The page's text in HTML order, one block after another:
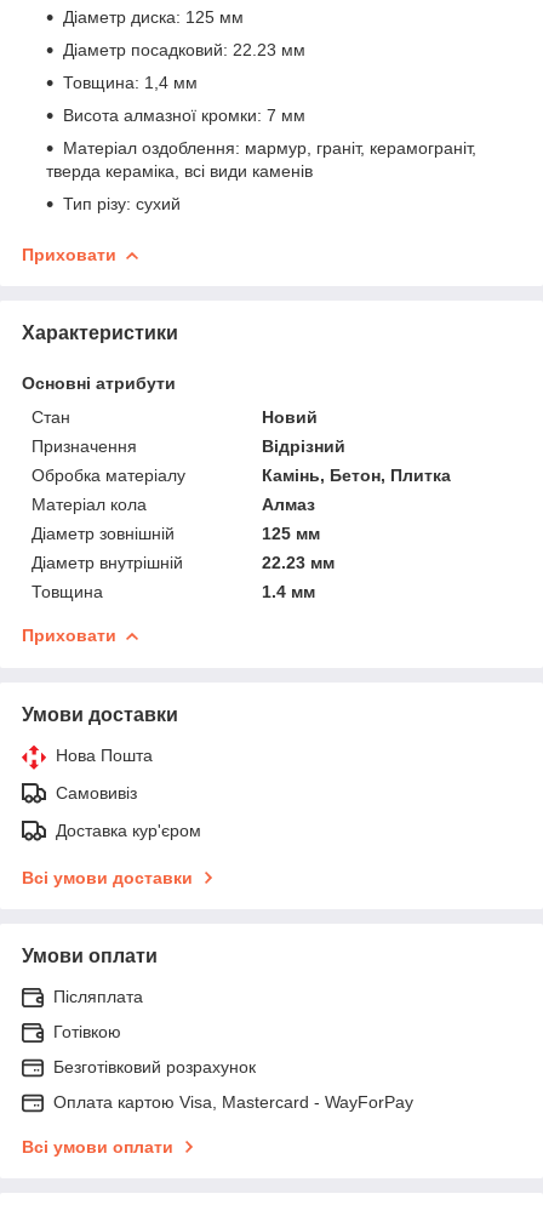
Діаметр диска: 125 мм
Діаметр посадковий: 22.23 мм
Товщина: 1,4 мм
Висота алмазної кромки: 7 мм
Матеріал оздоблення: мармур, граніт, керамограніт,
тверда кераміка, всі види каменів
Тип різу: сухий
Приховати
Характеристики
Основні атрибути
Стан
Новий
Призначення
Відрізний
Обробка матеріалу
Камінь, Бетон, Плитка
Матеріал кола
Алмаз
Діаметр зовнішній
125 мм
Діаметр внутрішній
22.23 мм
Товщина
1.4 мм
Приховати
Умови доставки
Нова Пошта
Самовивіз
Доставка кур'єром
Всі умови доставки
Умови оплати
Післяплата
Готівкою
Безготівковий розрахунок
Оплата картою Visa, Mastercard - WayForPay
Всі умови оплати